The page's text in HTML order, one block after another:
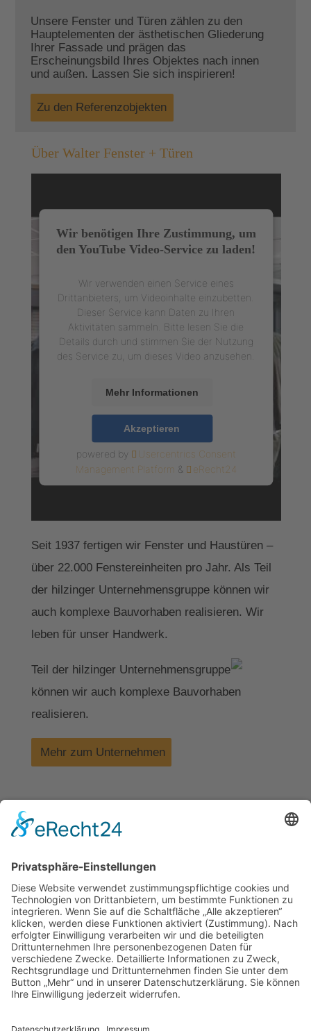
Unsere Fenster und Türen zählen zu den
Hauptelementen der ästhetischen Gliederung
Ihrer Fassade und prägen das
Erscheinungsbild Ihres Objektes nach innen
und außen. Lassen Sie sich inspirieren!
Zu den Referenzobjekten
Über Walter Fenster + Türen
Wir benötigen Ihre Zustimmung, um
den YouTube Video-Service zu laden!
Wir verwenden einen Service eines
Drittanbieters, um Videoinhalte einzubetten.
Dieser Service kann Daten zu Ihren
Aktivitäten sammeln. Bitte lesen Sie die
Details durch und stimmen Sie der Nutzung
des Service zu, um dieses Video anzusehen.
Mehr Informationen
Akzeptieren
powered by
Usercentrics Consent
Management Platform & eRecht24
Seit 1937 fertigen wir Fenster und Haustüren –
über 22.000 Fenstereinheiten pro Jahr. Als Teil
der hilzinger Unternehmensgruppe können wir
auch komplexe Bauvorhaben realisieren. Wir
leben für unser Handwerk.
Teil der hilzinger Unternehmensgruppe
können wir auch komplexe Bauvorhaben
realisieren.
Mehr zum Unternehmen
Für unser wachsendes Unternehmen suchen wir
qualitative Verstärkung in verschiedenen Bereichen.
Zu unseren Stellenausschreibungen
Kontakt Impressum Datenschutz
Walter Fenster + Türen